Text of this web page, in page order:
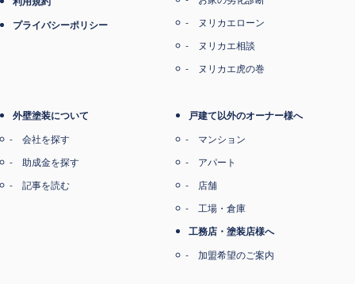
プライバシーポリシー
ヌリカエローン
ヌリカエ相談
ヌリカエ虎の巻
外壁塗装について
会社を探す
助成金を探す
記事を読む
戸建て以外のオーナー様へ
マンション
アパート
店舗
工場・倉庫
工務店・塗装店様へ
加盟希望のご案内